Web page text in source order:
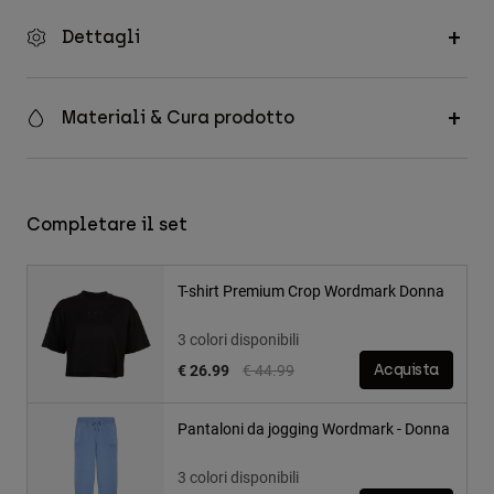
Dettagli
Materiali & Cura prodotto
Completare il set
T-shirt Premium Crop Wordmark Donna
3 colori disponibili
Price reduced from
€ 44.99to
€ 26.99 Acquista
Pantaloni da jogging Wordmark - Donna
3 colori disponibili